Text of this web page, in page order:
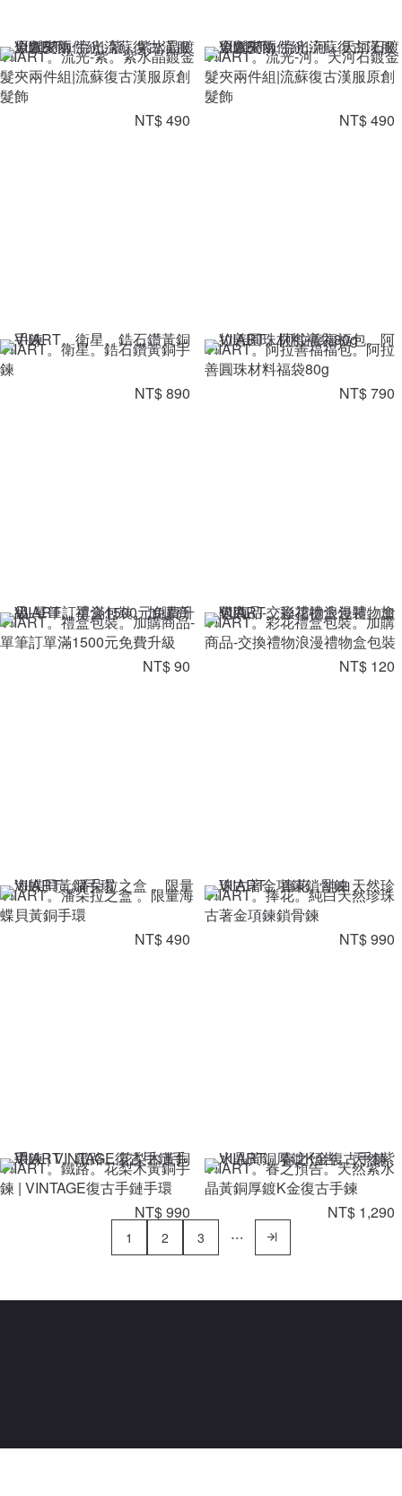
VIIART。流光-紫。紫水晶鍍金
髮夾兩件組|流蘇復古漢服原創
髮飾
NT$ 490
VIIART。流光-河。天河石鍍金
髮夾兩件組|流蘇復古漢服原創
髮飾
NT$ 490
VIIART。衛星。鋯石鑽黃銅手
鍊
NT$ 890
VIIART。阿拉善福福包。阿拉
善圓珠材料福袋80g
NT$ 790
VIIART。禮盒包裝。加購商品-
單筆訂單滿1500元免費升級
NT$ 90
VIIART。彩花禮盒包裝。加購
商品-交換禮物浪漫禮物盒包裝
NT$ 120
VIIART。潘朵拉之盒 。限量海
蝶貝黃銅手環
NT$ 490
VIIART。捧花。純白天然珍珠
古著金項鍊鎖骨鍊
NT$ 990
VIIART。鐵路。花梨木黃銅手
鍊 | VINTAGE復古手鏈手環
NT$ 990
VIIART。春之預告。天然紫水
晶黃銅厚鍍K金復古手鍊
NT$ 1,290
1 2 3